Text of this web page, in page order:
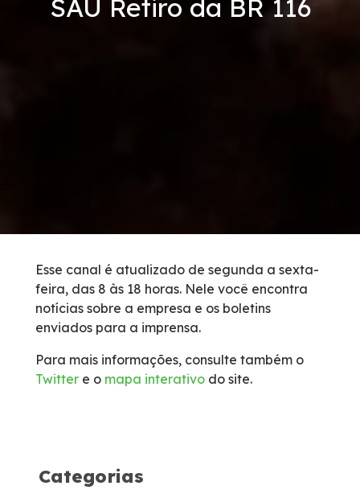
Condições da Via
Inspeção de Tráfego
Guincho
Socorro Médico
Cargas Especiais
SAU Retiro da BR 116
Esse canal é atualizado de segunda a sexta-
feira, das 8 às 18 horas. Nele você encontra
notícias sobre a empresa e os boletins
enviados para a imprensa.
Para mais informações, consulte também o
Twitter e o mapa interativo do site.
Categorias